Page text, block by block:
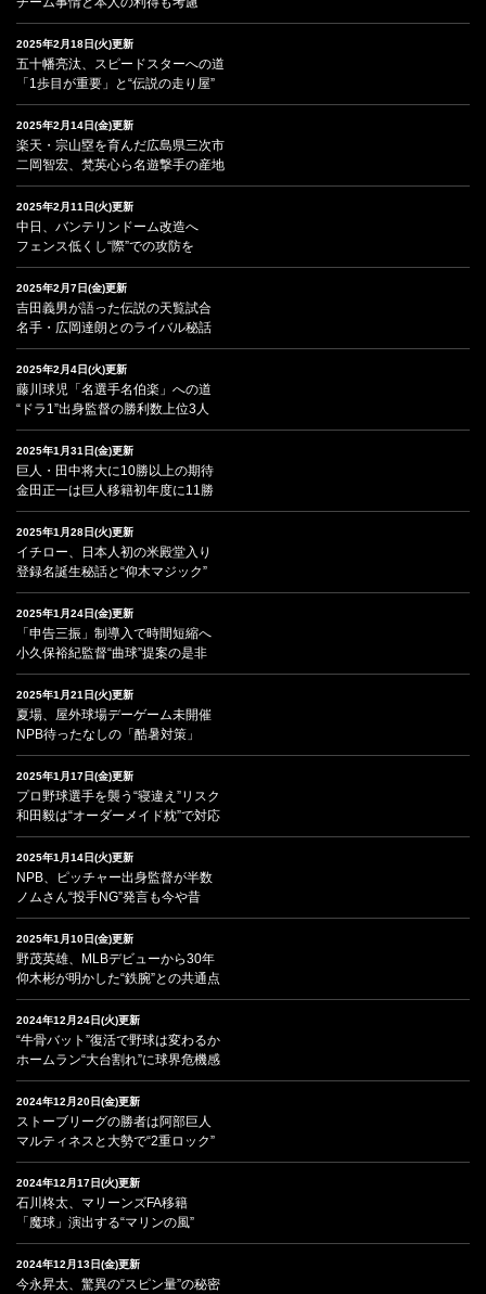
2025年2月18日(火)更新
五十幡亮汰、スピードスターへの道
「1歩目が重要」と“伝説の走り屋”
2025年2月14日(金)更新
楽天・宗山塁を育んだ広島県三次市
二岡智宏、梵英心ら名遊撃手の産地
2025年2月11日(火)更新
中日、バンテリンドーム改造へ
フェンス低くし“際”での攻防を
2025年2月7日(金)更新
吉田義男が語った伝説の天覧試合
名手・広岡達朗とのライバル秘話
2025年2月4日(火)更新
藤川球児「名選手名伯楽」への道
“ドラ1”出身監督の勝利数上位3人
2025年1月31日(金)更新
巨人・田中将大に10勝以上の期待
金田正一は巨人移籍初年度に11勝
2025年1月28日(火)更新
イチロー、日本人初の米殿堂入り
登録名誕生秘話と“仰木マジック”
2025年1月24日(金)更新
「申告三振」制導入で時間短縮へ
小久保裕紀監督“曲球”提案の是非
2025年1月21日(火)更新
夏場、屋外球場デーゲーム未開催
NPB待ったなしの「酷暑対策」
2025年1月17日(金)更新
プロ野球選手を襲う“寝違え”リスク
和田毅は“オーダーメイド枕”で対応
2025年1月14日(火)更新
NPB、ピッチャー出身監督が半数
ノムさん“投手NG”発言も今や昔
2025年1月10日(金)更新
野茂英雄、MLBデビューから30年
仰木彬が明かした“鉄腕”との共通点
2024年12月24日(火)更新
“牛骨バット”復活で野球は変わるか
ホームラン“大台割れ”に球界危機感
2024年12月20日(金)更新
ストーブリーグの勝者は阿部巨人
マルティネスと大勢で“2重ロック”
2024年12月17日(火)更新
石川柊太、マリーンズFA移籍
「魔球」演出する“マリンの風”
2024年12月13日(金)更新
今永昇太、驚異の“スピン量”の秘密